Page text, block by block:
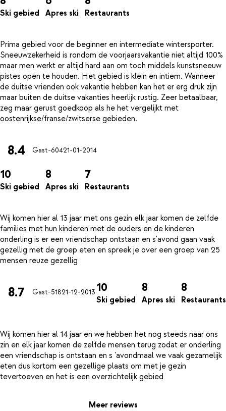
Ski gebied Apres ski Restaurants
Prima gebied voor de beginner en intermediate wintersporter.
Sneeuwzekerheid is rondom de voorjaarsvakantie niet altijd 100%
maar men werkt er altijd hard aan om toch middels kunstsneeuw
pistes open te houden. Het gebied is klein en intiem. Wanneer
de duitse vrienden ook vakantie hebben kan het er erg druk zijn
maar buiten de duitse vakanties heerlijk rustig. Zeer betaalbaar,
zeg maar gerust goedkoop als he het vergelijkt met
8.4 Gast-60421-01-2014
10
Ski gebied
8
Apres ski
7
Restaurants
Wij komen hier al 13 jaar met ons gezin elk jaar komen de zelfde
families met hun kinderen met de ouders en de kinderen
onderling is er een vriendschap ontstaan en s'avond gaan vaak
gezellig met de groep eten en spreek je over een groep van 25
8.7 Gast-51821-12-2013 10
Ski gebied
8
Apres ski
8
Restaurants
Wij komen hier al 14 jaar en we hebben het nog steeds naar ons
zin en elk jaar komen de zelfde mensen terug zodat er onderling
een vriendschap is ontstaan en s 'avondmaal we vaak gezamelijk
eten dus kortom een gezellige plaats om met je gezin
Meer reviews